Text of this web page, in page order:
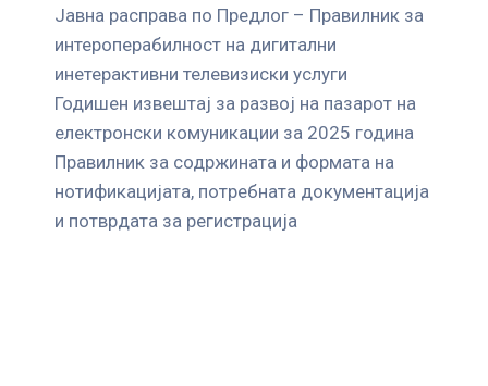
Јавна расправа по Предлог – Правилник за
интероперабилност на дигитални
инетерактивни телевизиски услуги
Годишен извештај за развој на пазарот на
електронски комуникации за 2025 година
Правилник за содржината и формата на
нотификацијата, потребната документација
и потврдата за регистрација